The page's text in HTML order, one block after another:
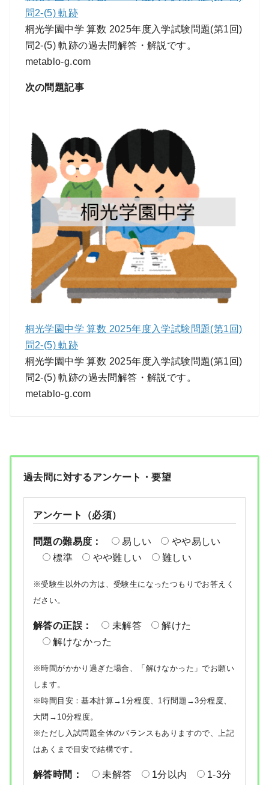
問2-(5) 軌跡
桐光学園中学 算数 2025年度入学試験問題(第1回)
問2-(5) 軌跡の過去問解答・解説です。
metablo-g.com
次の問題記事
桐光学園中学 算数 2025年度入学試験問題(第1回)
問2-(5) 軌跡
桐光学園中学 算数 2025年度入学試験問題(第1回)
問2-(5) 軌跡の過去問解答・解説です。
metablo-g.com
過去問に対するアンケート・要望
アンケート（必須）
問題の難易度： 易しい
やや易しい
標準
やや難しい 難しい
※受験生以外の方は、受験生になったつもりでお答えく
ださい。
解答の正誤： 未解答
解けた
解けなかった
※時間がかかり過ぎた場合、「解けなかった」でお願い
します。
※時間目安：基本計算→1分程度、1行問題→3分程度、
大問→10分程度。
※ただし入試問題全体のバランスもありますので、上記
はあくまで目安で結構です。
解答時間： 未解答 1分以内
1-3分